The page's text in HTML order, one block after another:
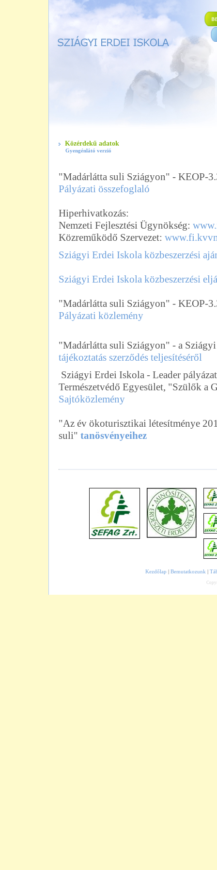
Közérdekű adatok
Gyengénlátó verzió
"Madárlátta suli Sziágyon" - KEOP-
Pályázati összefoglaló
Hiperhivatkozás:
Nemzeti Fejlesztési Ügynökség:
Közreműködő Szervezet:
Sziágyi Erdei Iskola közbeszerzési
Sziágyi Erdei Iskola közbeszerzési
"Madárlátta suli Sziágyon" - KEOP-
Pályázati közlemény
"Madárlátta suli Sziágyon" - a
tájékoztatás szerződés teljesítéséről
Sziágyi Erdei Iskola - Leader
Természetvédő Egyesület, "Szülők a
Sajtóközlemény
"Az év ökoturisztikai létesítménye
suli" tanösvényeihez
Kezdőlap | Bemutatkozunk |